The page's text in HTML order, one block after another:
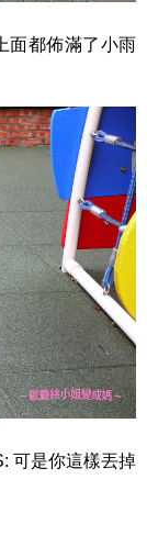
面都佈滿了小雨
可是你這樣丟掉